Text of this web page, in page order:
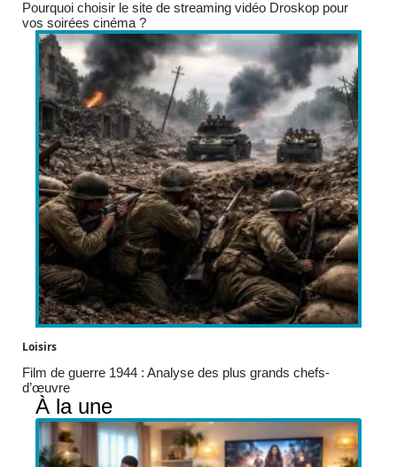
Pourquoi choisir le site de streaming vidéo Droskop pour
vos soirées cinéma ?
Loisirs
Film de guerre 1944 : Analyse des plus grands chefs-
d’œuvre
À la une